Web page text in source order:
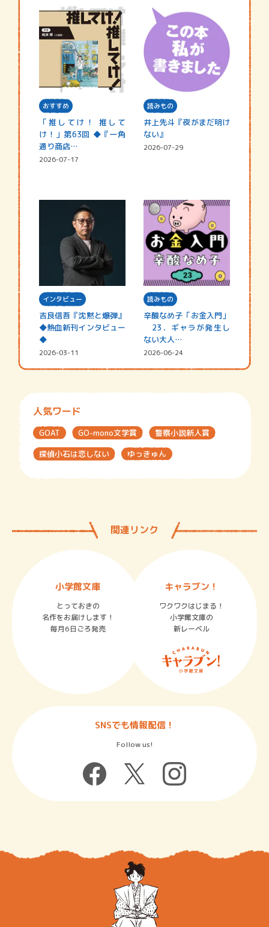
おすすめ
「推してけ！ 推して
け！」第63回 ◆『一角
通り商店…
2026-07-17
読みもの
井上先斗『夜がまだ明け
ない』
2026-07-29
インタビュー
吉良信吾『沈黙と爆弾』
◆熱血新刊インタビュー
◆
2026-03-11
読みもの
辛酸なめ子「お金入門」
23．ギャラが発生し
ない大人…
2026-06-24
人気ワード
GOAT GO-mono文学賞
警察小説新人賞
探偵小石は恋しない
ゆっきゅん
関連リンク
小学館文庫
とっておきの
名作をお届けします！
毎月6日ごろ発売
キャラブン！
ワクワクはじまる！
小学館文庫の
新レーベル
SNSでも情報配信！
Follow us!